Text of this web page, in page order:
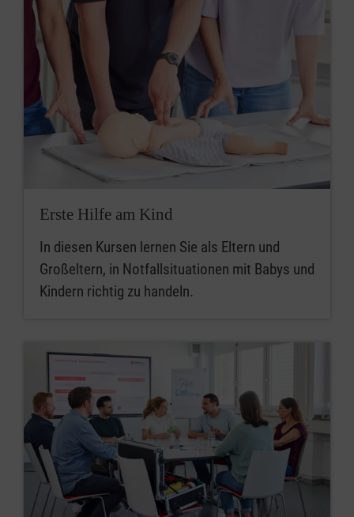
Erste Hilfe am Kind
In diesen Kursen lernen Sie als Eltern und
Großeltern, in Notfallsituationen mit Babys und
Kindern richtig zu handeln.